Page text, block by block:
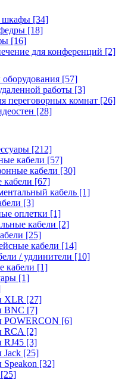
шкафы [34]
[18]
[16]
для конференций [2]
[57]
работы [3]
переговорных комнат [26]
[28]
[212]
кабели [57]
кабели [30]
кабели [67]
кабель [1]
[3]
оплетки [1]
кабели [2]
[25]
кабели [14]
/ удлинители [10]
кабели [1]
[1]
XLR [27]
BNC [7]
POWERCON [6]
RCA [2]
RJ45 [3]
Jack [25]
Speakon [32]
[25]